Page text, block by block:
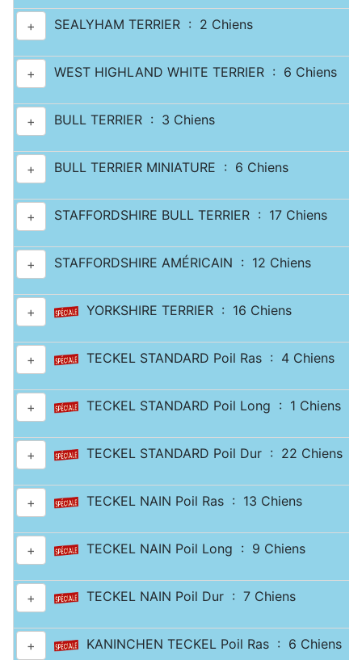
+ SEALYHAM TERRIER : 2 Chiens
+ WEST HIGHLAND WHITE TERRIER : 6 Chiens
+ BULL TERRIER : 3 Chiens
+ BULL TERRIER MINIATURE : 6 Chiens
+ STAFFORDSHIRE BULL TERRIER : 17 Chiens
+ STAFFORDSHIRE AMÉRICAIN : 12 Chiens
+ YORKSHIRE TERRIER : 16 Chiens
+ TECKEL STANDARD Poil Ras : 4 Chiens
+ TECKEL STANDARD Poil Long : 1 Chiens
+ TECKEL STANDARD Poil Dur : 22 Chiens
+ TECKEL NAIN Poil Ras : 13 Chiens
+ TECKEL NAIN Poil Long : 9 Chiens
+ TECKEL NAIN Poil Dur : 7 Chiens
+ KANINCHEN TECKEL Poil Ras : 6 Chiens